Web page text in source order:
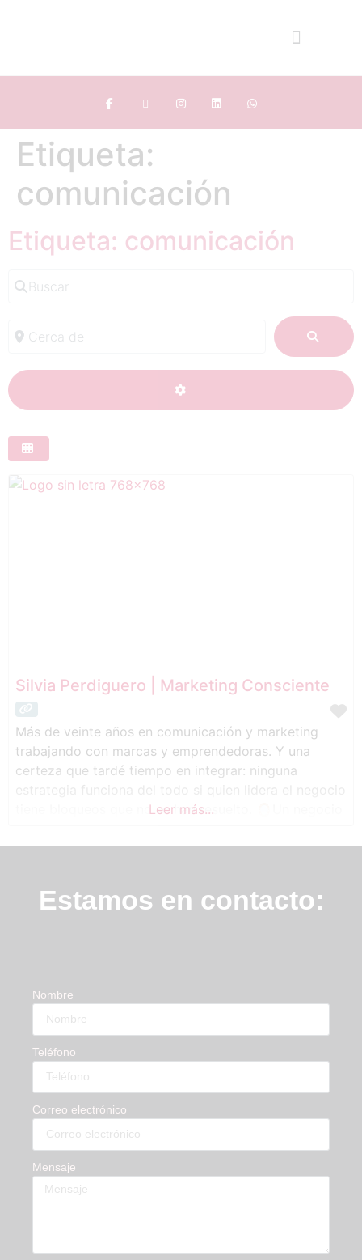
Etiqueta:
comunicación
Etiqueta: comunicación
Silvia Perdiguero | Marketing Consciente
Más de veinte años en comunicación y marketing
trabajando con marcas y emprendedoras. Y una
certeza que tardé tiempo en integrar: ninguna
estrategia funciona del todo si quien lidera el negocio
tiene bloqueos que no se han resuelto. 🪞Un negocio
energía. Y cuando algo no fluye, antes de cambiar la
Leer más...
Estamos en contacto:
Nombre
Teléfono
Correo electrónico
Mensaje